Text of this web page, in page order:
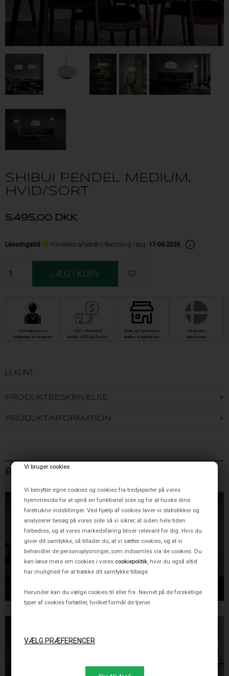
Vi bruger cookies
Vi benytter egne cookies og cookies fra tredjeparter på vores
hjemmeside for at opnå en funktionel side og for at huske dine
foretrukne indstillinger. Ved hjælp af cookies laver vi statistikker og
analyserer besøg på vores side så vi sikrer, at siden hele tiden
forbedres, og at vores markedsføring bliver relevant for dig. Hvis du
giver dit samtykke, så tillader du, at vi sætter cookies, og at vi
behandler de personoplysninger, som indsamles via de cookies. Du
kan læse mere om cookies i vores cookiepolitik, hvor du også altid
har mulighed for at trække dit samtykke tilbage.
Herunder kan du vælge cookies til eller fra. Navnet på de forskellige
typer af cookies fortæller, hvilket formål de tjener.
SHIBUI PENDEL MEDIUM,
HVID/SORT
5.495,00 DKK
Leveringstid : Forventes afsendt v/bestilling i dag: 17-08-2026
Stor viden om lys
Rådgivning af eksperter
100% Prismatch
endda 103% på Occhio
Butik og Showroom i
Aarhus & København
Dansk ejet
virksomhed
LE KLINT
PRODUKTBESKRIVELSE
PRODUKTINFORMATION
RELATEREDE VARER
HVID/SORT